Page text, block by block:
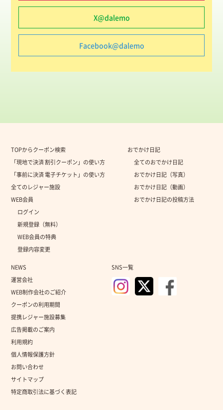
X@dalemo
Facebook@dalemo
TOPからクーポン検索
「現地で決済 割引クーポン」の使い方
「事前に決済 電子チケット」の使い方
全てのレジャー施設
WEB会員
ログイン
新規登録（無料）
WEB会員の特典
登録内容変更
おでかけ日記
全てのおでかけ日記
おでかけ日記（写真）
おでかけ日記（動画）
おでかけ日記の投稿方法
NEWS
運営会社
WEB制作会社のご紹介
クーポンの利用期間
提携レジャー施設募集
広告掲載のご案内
利用規約
個人情報保護方針
お問い合わせ
サイトマップ
特定商取引法に基づく表記
SNS一覧